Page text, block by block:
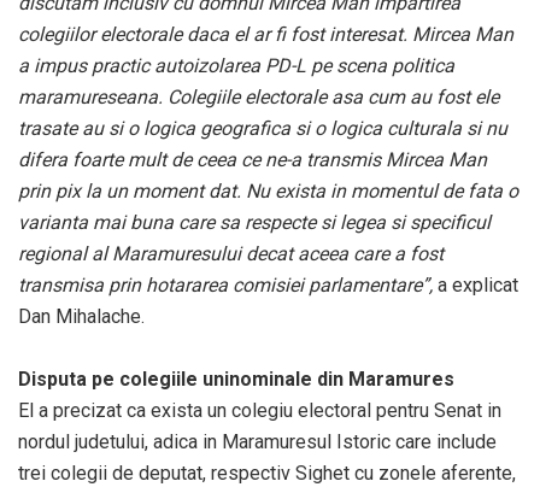
colegiilor electorale daca el ar fi fost interesat. Mircea Man
a impus practic autoizolarea PD-L pe scena politica
maramureseana. Colegiile electorale asa cum au fost ele
trasate au si o logica geografica si o logica culturala si nu
difera foarte mult de ceea ce ne-a transmis Mircea Man
prin pix la un moment dat. Nu exista in momentul de fata o
varianta mai buna care sa respecte si legea si specificul
regional al Maramuresului decat aceea care a fost
transmisa prin hotararea comisiei parlamentare”, a explicat
Dan Mihalache.
Disputa pe colegiile uninominale din Maramures
El a precizat ca exista un colegiu electoral pentru Senat in
nordul judetului, adica in Maramuresul Istoric care include
trei colegii de deputat, respectiv Sighet cu zonele aferente,